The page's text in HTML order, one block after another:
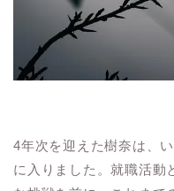
4年次を迎えた樹奈は、
に入りました。就職活動